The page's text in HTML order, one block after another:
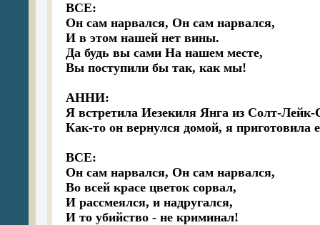
ВСЕ:
Он сам нарвался, Он сам нарвался,
И в этом нашей нет вины.
Да будь вы сами На нашем месте,
Вы поступили бы так, как мы!
АННИ:
Я встретила Иезекиля Янга из Солт-
Как-то он вернулся домой, я
ВСЕ:
Он сам нарвался, Он сам нарвался,
Во всей красе цветок сорвал,
И рассмеялся, и надругался,
И то убийство - не криминал!